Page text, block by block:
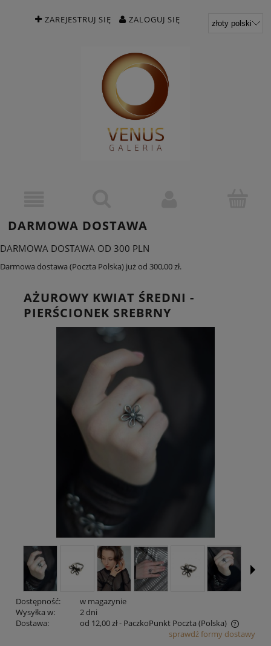
ZAREJESTRUJ SIĘ ZALOGUJ SIĘ
DARMOWA DOSTAWA
DARMOWA DOSTAWA OD 300 PLN
Darmowa dostawa (Poczta Polska) już od 300,00 zł.
AŻUROWY KWIAT ŚREDNI -
PIERŚCIONEK SREBRNY
Dostępność:
w magazynie
Wysyłka w:
2 dni
Dostawa:
od 12,00 zł- PaczkoPunkt Poczta (Polska)
Cena nie zawiera ewentualnych kosztów płatnościsprawdź formy dostawy